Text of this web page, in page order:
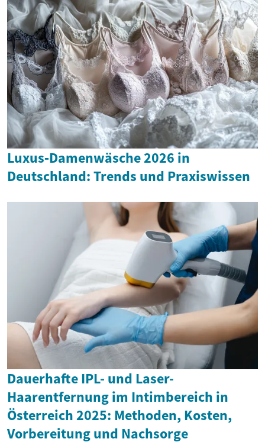
Luxus‑Damenwäsche 2026 in
Deutschland: Trends und Praxiswissen
Dauerhafte IPL- und Laser-
Haarentfernung im Intimbereich in
Österreich 2025: Methoden, Kosten,
Vorbereitung und Nachsorge